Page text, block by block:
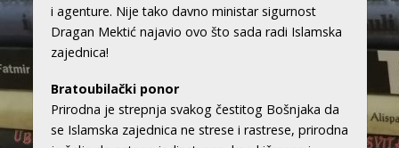
i agenture. Nije tako davno ministar sigurnost
Dragan Mektić najavio ovo što sada radi Islamska
zajednica!
Bratoubilački ponor
Prirodna je strepnja svakog čestitog Bošnjaka da
se Islamska zajednica ne strese i rastrese, prirodna